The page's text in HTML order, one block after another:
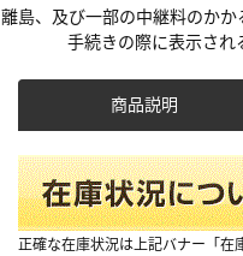
離島、及び一部の中継料のか
手続きの際に表示され
商品説明
正確な在庫状況は上記バナー「在